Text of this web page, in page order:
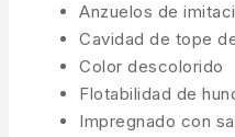
Anzuelos de
Cavidad de tope
Color descolorido
Flotabilidad de
Impregnado con